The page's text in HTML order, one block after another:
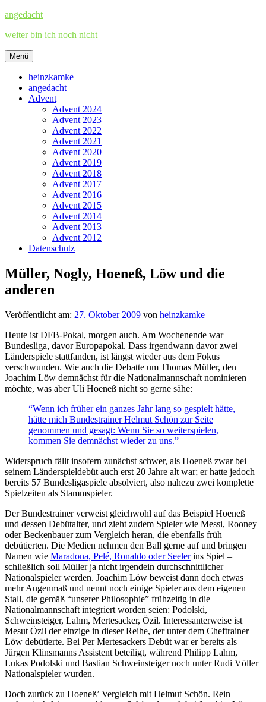
Zum
springen
angedacht
weiter bin ich noch nicht
Menü
heinzkamke
angedacht
Advent
Advent 2024
Advent 2023
Advent 2022
Advent 2021
Advent 2020
Advent 2019
Advent 2018
Advent 2017
Advent 2016
Advent 2015
Advent 2014
Advent 2013
Advent 2012
Datenschutz
Müller, Nogly, Hoeneß, Löw und die
anderen
Veröffentlicht am: 27. Oktober 2009 von heinzkamke
Heute ist DFB-Pokal, morgen auch. Am Wochenende war
Bundesliga, davor Europapokal. Dass irgendwann davor zwei
Länderspiele stattfanden, ist längst wieder aus dem Fokus
verschwunden. Wie auch die Debatte um Thomas Müller, den
Joachim Löw demnächst für die Nationalmannschaft nominieren
möchte, was aber Uli Hoeneß nicht so gerne sähe:
“Wenn ich früher ein ganzes Jahr lang so gespielt hätte,
hätte mich Bundestrainer Helmut Schön zur Seite
genommen und gesagt: Wenn Sie so weiterspielen,
kommen Sie demnächst wieder zu uns.”
Widerspruch fällt insofern zunächst schwer, als Hoeneß zwar bei
seinem Länderspieldebüt auch erst 20 Jahre alt war; er hatte jedoch
bereits 57 Bundesligaspiele absolviert, also nahezu zwei komplette
Spielzeiten als Stammspieler.
Der Bundestrainer verweist gleichwohl auf das Beispiel Hoeneß
und dessen Debütalter, und zieht zudem Spieler wie Messi, Rooney
oder Beckenbauer zum Vergleich heran, die ebenfalls früh
debütierten. Die Medien nehmen den Ball gerne auf und bringen
Namen wie Maradona, Pelé, Ronaldo oder Seelerins Spiel –
schließlich soll Müller ja nicht irgendein durchschnittlicher
Nationalspieler werden. Joachim Löw beweist dann doch etwas
mehr Augenmaß und nennt noch einige Spieler aus dem eigenen
Stall, die gemäß “unserer Philosophie” frühzeitig in die
Nationalmannschaft integriert worden seien: Podolski,
Schweinsteiger, Lahm, Mertesacker, Özil. Interessanterweise ist
Mesut Özil der einzige in dieser Reihe, der unter dem Cheftrainer
Löw debütierte. Bei Per Mertesackers Debüt war er bereits als
Jürgen Klinsmanns Assistent beteiligt, während Philipp Lahm,
Lukas Podolski und Bastian Schweinsteiger noch unter Rudi Völler
Nationalspieler wurden.
Doch zurück zu Hoeneß’ Vergleich mit Helmut Schön. Rein